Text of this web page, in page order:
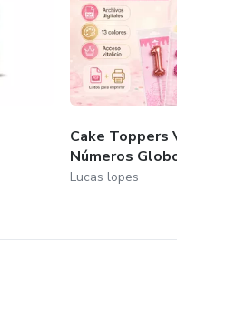
Cake Toppers Virales de
Números Globo
Lucas lopes